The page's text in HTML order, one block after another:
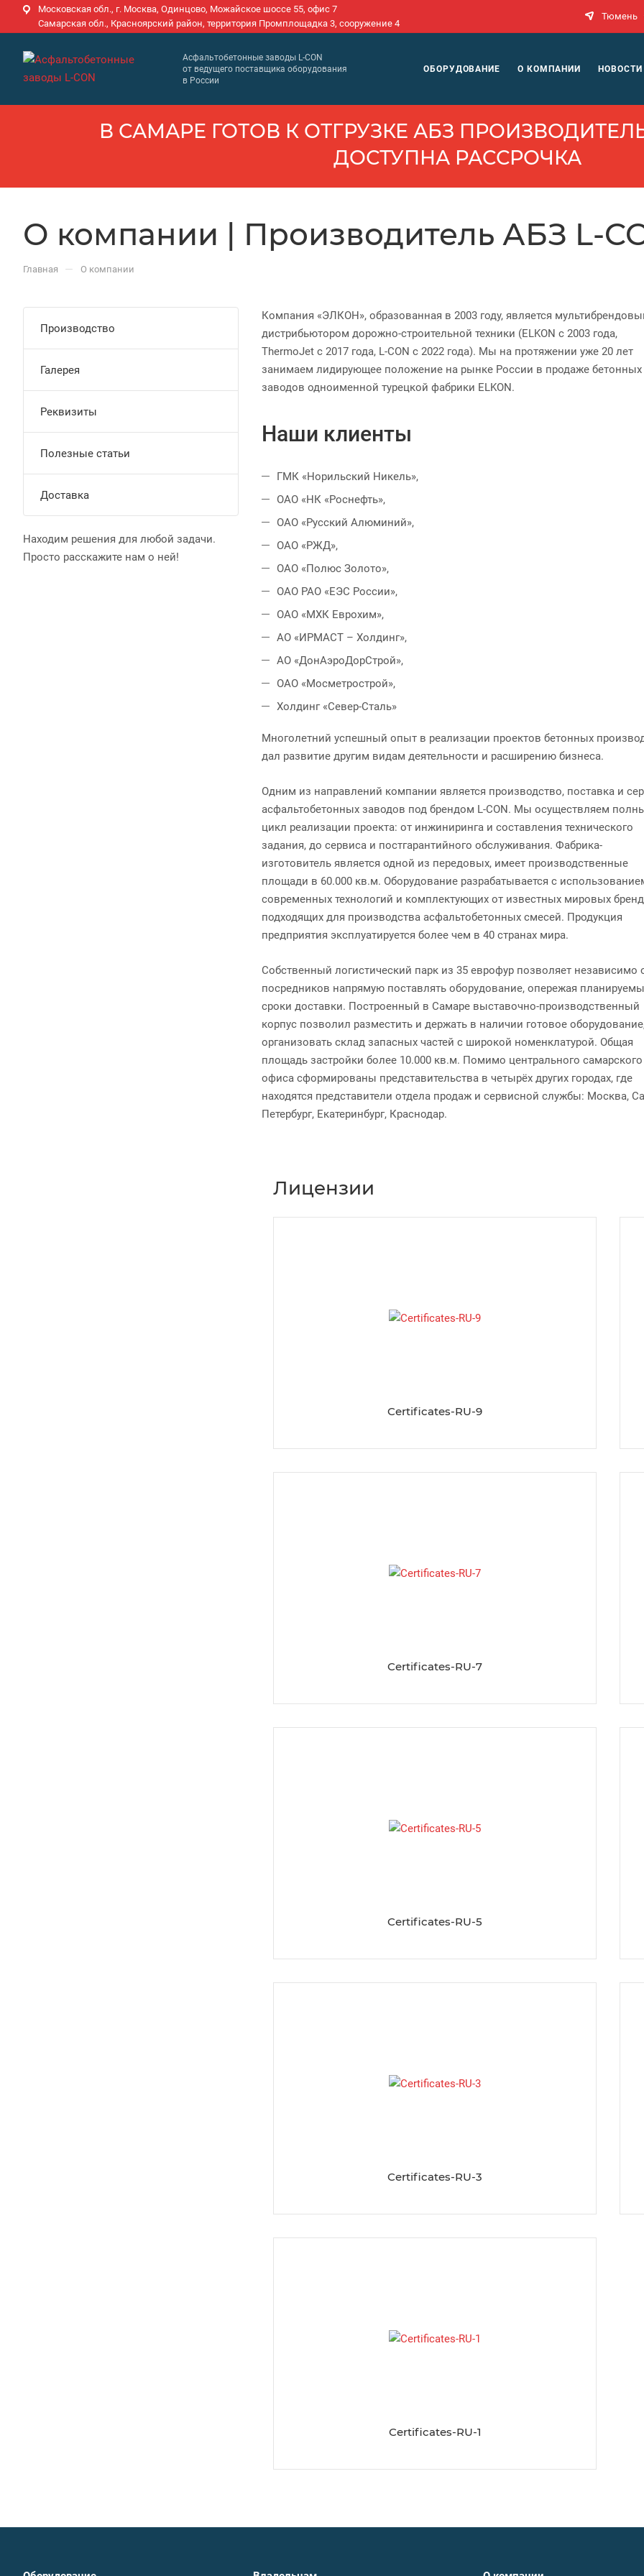
Московская обл., г. Москва, Одинцово, Можайское шоссе 55, офис 7
Самарская обл., Красноярский район, территория Промплощадка 3, сооружение 4
Тюмень
Асфальтобетонные заводы L-CON
от ведущего поставщика оборудования
в России
ОБОРУДОВАНИЕ О КОМПАНИИ НОВОСТИ
В САМАРЕ ГОТОВ К ОТГРУЗКЕ АБЗ
ДОСТУПНА РАССРОЧКА
О компании | Производитель АБЗ L-
Главная — О компании
Компания «ЭЛКОН», образованная в 2003 году, является
дистрибьютором дорожно-строительной техники (ELKON с 2003 года,
ThermoJet с 2017 года, L-CON с 2022 года). Мы на протяжении уже 20 лет
занимаем лидирующее положение на рынке России в продаже бетонных
заводов одноименной турецкой фабрики ELKON.
Наши клиенты
ГМК «Норильский Никель»,
ОАО «НК «Роснефть»,
ОАО «Русский Алюминий»,
ОАО «РЖД»,
ОАО «Полюс Золото»,
ОАО РАО «ЕЭС России»,
ОАО «МХК Еврохим»,
АО «ИРМАСТ – Холдинг»,
АО «ДонАэроДорСтрой»,
ОАО «Мосметрострой»,
Холдинг «Север-Сталь»
Многолетний успешный опыт в реализации проектов бетонных
дал развитие другим видам деятельности и расширению бизнеса.
Одним из направлений компании является производство, поставка и
асфальтобетонных заводов под брендом L-CON. Мы осуществляем
цикл реализации проекта: от инжиниринга и составления технического
задания, до сервиса и постгарантийного обслуживания. Фабрика-
изготовитель является одной из передовых, имеет производственные
площади в 60.000 кв.м. Оборудование разрабатывается с
современных технологий и комплектующих от известных мировых
подходящих для производства асфальтобетонных смесей. Продукция
предприятия эксплуатируется более чем в 40 странах мира.
Собственный логистический парк из 35 еврофур позволяет независимо
посредников напрямую поставлять оборудование, опережая
сроки доставки. Построенный в Самаре выставочно-производственный
корпус позволил разместить и держать в наличии готовое
организовать склад запасных частей с широкой номенклатурой. Общая
площадь застройки более 10.000 кв.м. Помимо центрального самарского
офиса сформированы представительства в четырёх других городах, где
находятся представители отдела продаж и сервисной службы: Москва,
Петербург, Екатеринбург, Краснодар.
Лицензии
Certificates-RU-9
Certificates-RU-7
Certificates-RU-5
Certificates-RU-3
Certificates-RU-1
Производство
Галерея
Реквизиты
Полезные статьи
Доставка
Находим решения для любой задачи.
Просто расскажите нам о ней!